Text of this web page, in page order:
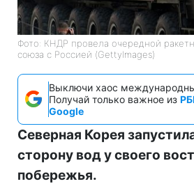
Фото: КНДР провела очередной
союза с Россией (GettyImages)
Выключи хаос
Получай только важное из
Google
Северная Корея
сторону вод у своего
побережья.